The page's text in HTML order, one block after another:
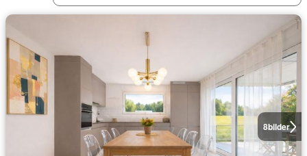
8bilder